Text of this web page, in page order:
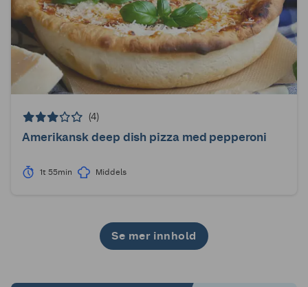
(4)
Amerikansk deep dish pizza med pepperoni
1t 55min Middels
Se mer innhold